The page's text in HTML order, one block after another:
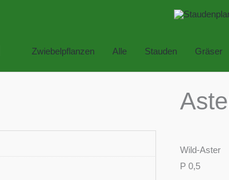
Zwiebelpflanzen Alle Stauden Gräser
Wild-Aster
P 0,5